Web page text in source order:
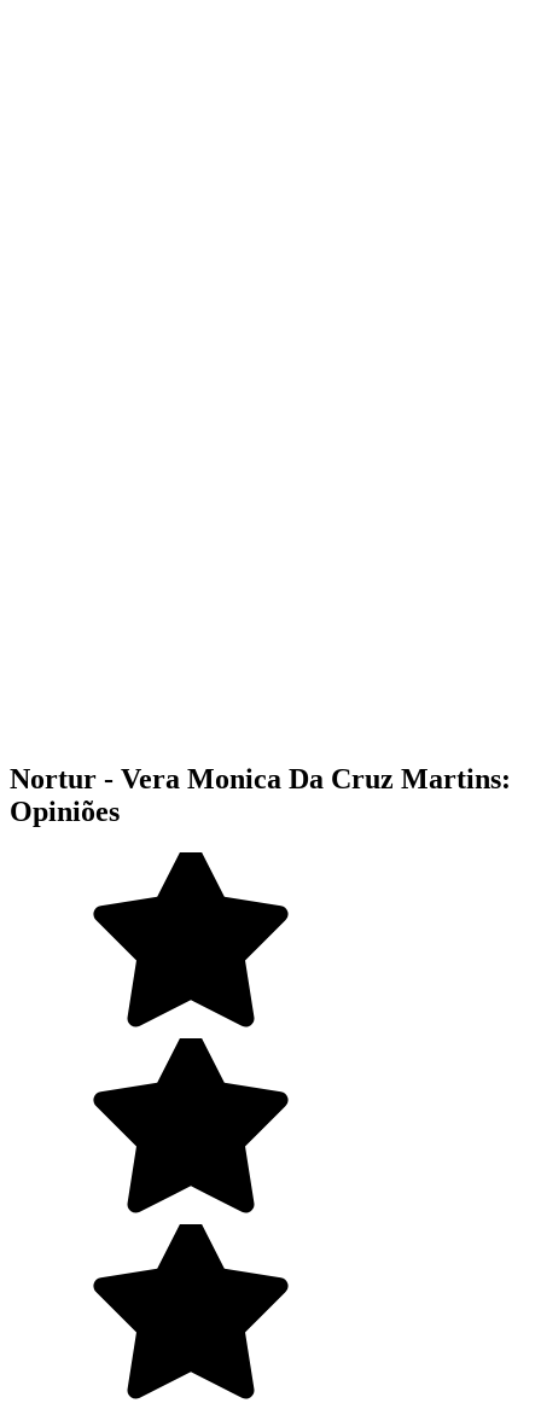
Nortur - Vera Monica Da Cruz Martins:
Opiniões